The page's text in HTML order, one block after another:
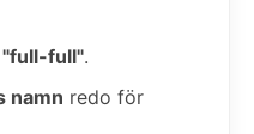
"full-full".
namn redo för